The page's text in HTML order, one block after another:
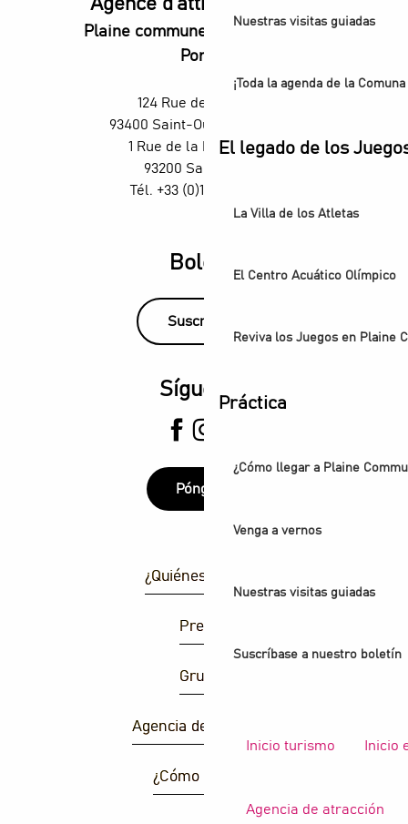
Nuestras visitas guiadas
¡Toda la agenda de la
El legado de los
La Villa de los Atletas
El Centro Acuático Olímpico
Reviva los Juegos en Plaine
Práctica
¿Cómo llegar a Plaine
Venga a vernos
Nuestras visitas guiadas
Suscríbase a nuestro boletín
Inicio turismo Inicio
Agencia de atracción
Agence d'attractivité POP
Plaine commune vous Ouvre ses
Portes
124 Rue des Rosiers,
93400 Saint-Ouen-sur-Seine
1 Rue de la République,
93200 Saint-Denis
Tél. +33 (0)1 55 870 870
Boletín
Suscríbase
Síguenos
Póngase
¿Quiénes somos?
Prensa
Grupos
Agencia de atracción
¿Cómo llegar ?